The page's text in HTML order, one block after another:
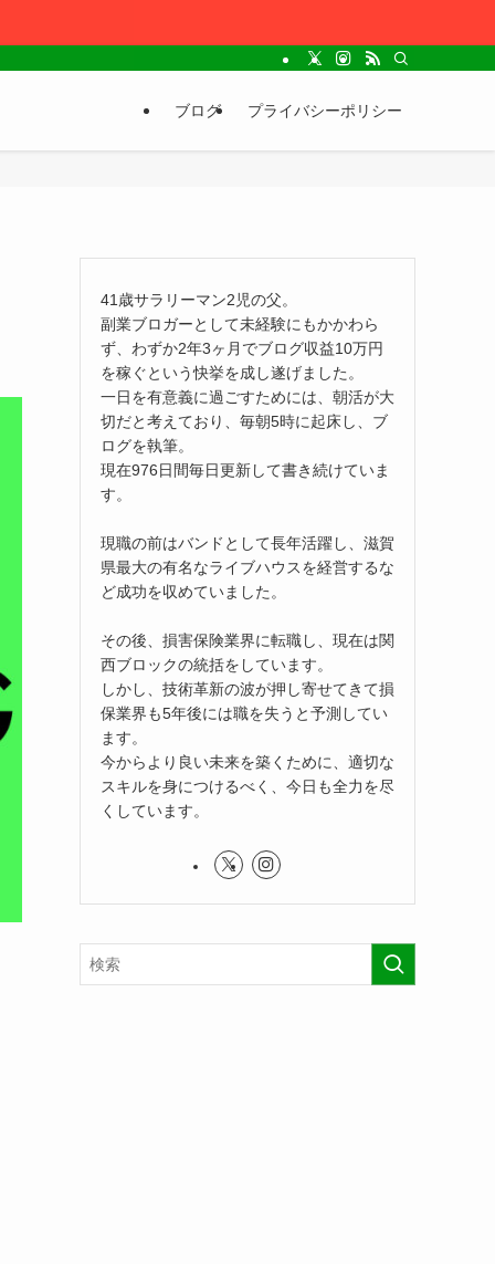
ブログ プライバシーポリシー
41歳サラリーマン2児の父。
副業ブロガーとして未経験にもかかわら
ず、わずか2年3ヶ月でブログ収益10万円
を稼ぐという快挙を成し遂げました。
一日を有意義に過ごすためには、朝活が大
切だと考えており、毎朝5時に起床し、ブ
ログを執筆。
現在976日間毎日更新して書き続けていま
す。
現職の前はバンドとして長年活躍し、滋賀
県最大の有名なライブハウスを経営するな
ど成功を収めていました。
その後、損害保険業界に転職し、現在は関
西ブロックの統括をしています。
しかし、技術革新の波が押し寄せてきて損
保業界も5年後には職を失うと予測してい
ます。
今からより良い未来を築くために、適切な
スキルを身につけるべく、今日も全力を尽
くしています。